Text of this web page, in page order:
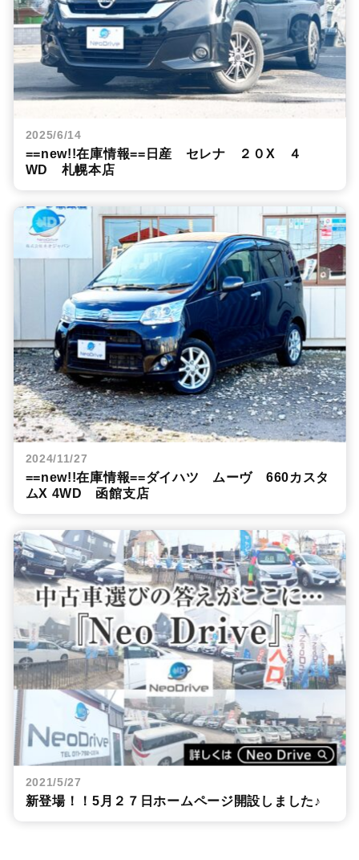
2025/6/14
==new!!在庫情報==日産 セレナ ２０X ４
WD 札幌本店
2024/11/27
==new!!在庫情報==ダイハツ ムーヴ 660カスタ
ムX 4WD 函館支店
2021/5/27
新登場！！5月２７日ホームページ開設しました♪